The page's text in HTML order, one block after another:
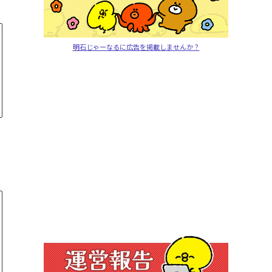
明石じゃーなるに広告を掲載しませんか？